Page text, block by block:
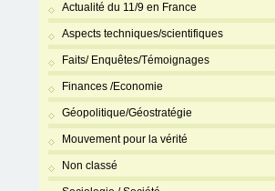
Actualité du 11/9 en France
Aspects techniques/scientifiques
Faits/ Enquêtes/Témoignages
Finances /Economie
Géopolitique/Géostratégie
Mouvement pour la vérité
Non classé